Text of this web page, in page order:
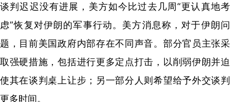
谈判迟迟没有进展，美方如今比过去几周“更认真地考
虑”恢复对伊朗的军事行动。美方消息称，对于伊朗问
题，目前美国政府内部存在不同声音。部分官员主张采
取强硬措施，包括进行更多定点打击，以削弱伊朗并迫
使其在谈判桌上让步；另一部分人则希望给予外交谈判
更多时间。